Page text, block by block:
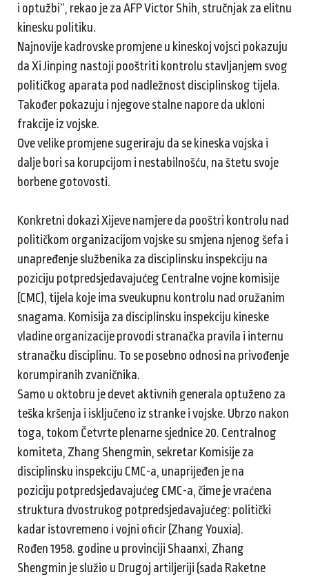
i optužbi“, rekao je za AFP Victor Shih, stručnjak za elitnu
kinesku politiku.
Najnovije kadrovske promjene u kineskoj vojsci pokazuju
da Xi Jinping nastoji pooštriti kontrolu stavljanjem svog
političkog aparata pod nadležnost disciplinskog tijela.
Također pokazuju i njegove stalne napore da ukloni
frakcije iz vojske.
Ove velike promjene sugeriraju da se kineska vojska i
dalje bori sa korupcijom i nestabilnošću, na štetu svoje
borbene gotovosti.
Konkretni dokazi Xijeve namjere da pooštri kontrolu nad
političkom organizacijom vojske su smjena njenog šefa i
unapređenje službenika za disciplinsku inspekciju na
poziciju potpredsjedavajućeg Centralne vojne komisije
(CMC), tijela koje ima sveukupnu kontrolu nad oružanim
snagama. Komisija za disciplinsku inspekciju kineske
vladine organizacije provodi stranačka pravila i internu
stranačku disciplinu. To se posebno odnosi na privođenje
korumpiranih zvaničnika.
Samo u oktobru je devet aktivnih generala optuženo za
teška kršenja i isključeno iz stranke i vojske. Ubrzo nakon
toga, tokom Četvrte plenarne sjednice 20. Centralnog
komiteta, Zhang Shengmin, sekretar Komisije za
disciplinsku inspekciju CMC-a, unaprijeđen je na
poziciju potpredsjedavajućeg CMC-a, čime je vraćena
struktura dvostrukog potpredsjedavajućeg: politički
kadar istovremeno i vojni oficir (Zhang Youxia).
Rođen 1958. godine u provinciji Shaanxi, Zhang
Shengmin je služio u Drugoj artiljeriji (sada Raketne